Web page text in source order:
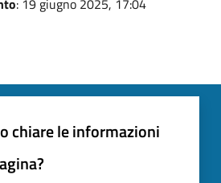
chiare le informazioni